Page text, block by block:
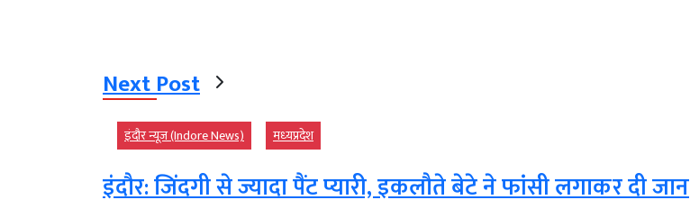
Next Post
इंदौर न्यूज़ (Indore News) मध्‍यप्रदेश
इंदौर: जिंदगी से ज्यादा पैंट प्यारी, इकलौते बेटे ने फांसी लगाकर दी जान